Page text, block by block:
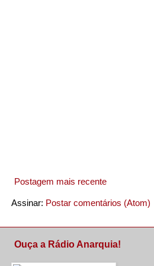
Postagem mais recente
Assinar: Postar comentários (Atom)
Ouça a Rádio Anarquia!